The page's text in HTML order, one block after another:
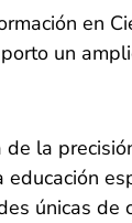
en
un
la
únicas de